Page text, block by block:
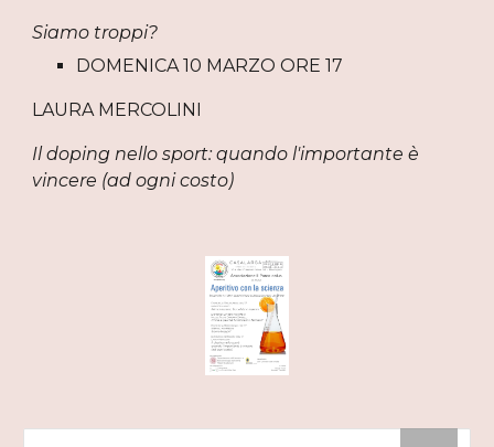
Siamo troppi?
DOMENICA 10 MARZO ORE 17
LAURA MERCOLINI
Il doping nello sport: quando l'importante è
vincere (ad ogni costo)